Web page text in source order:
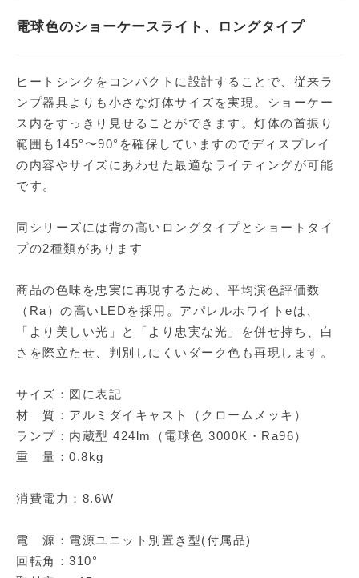
電球色のショーケースライト、ロングタイプ
ヒートシンクをコンパクトに設計することで、従来ラ
ンプ器具よりも小さな灯体サイズを実現。ショーケー
ス内をすっきり見せることができます。灯体の首振り
範囲も145°〜90°を確保していますのでディスプレイ
の内容やサイズにあわせた最適なライティングが可能
です。
同シリーズには背の高いロングタイプとショートタイ
プの2種類があります
商品の色味を忠実に再現するため、平均演色評価数
（Ra）の高いLEDを採用。アパレルホワイトeは、
「より美しい光」と「より忠実な光」を併せ持ち、白
さを際立たせ、判別しにくいダーク色も再現します。
サイズ：図に表記
材 質：アルミダイキャスト（クロームメッキ）
ランプ：内蔵型 424lm（電球色 3000K・Ra96）
重 量：0.8kg
消費電力：8.6W
電 源：電源ユニット別置き型(付属品)
回転角：310°